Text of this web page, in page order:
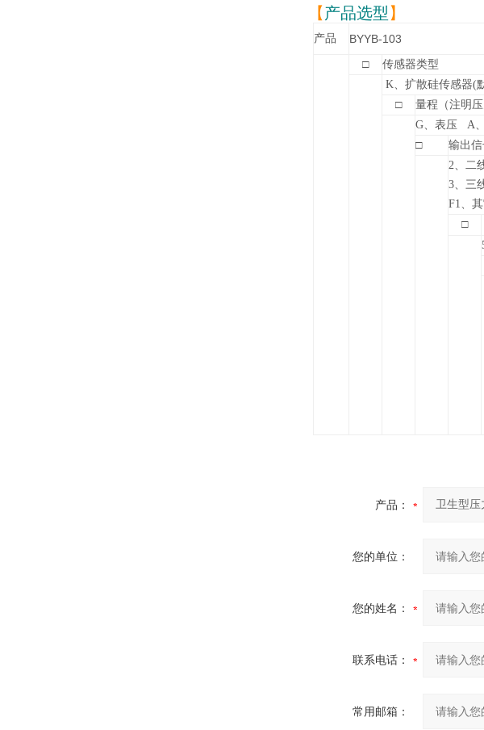
【产品选型 】
产品 BYYB-103
□
传感器类型
K、扩散硅传感器(
□
量程（注明压
G、表压 A
□
输出
2、二
3、三
F1、
□
产品：
您的单位：
您的姓名：
联系电话：
常用邮箱：